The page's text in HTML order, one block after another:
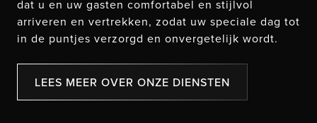
dat u en uw gasten comfortabel en stijlvol
arriveren en vertrekken, zodat uw speciale dag tot
in de puntjes verzorgd en onvergetelijk wordt.
LEES MEER OVER ONZE DIENSTEN